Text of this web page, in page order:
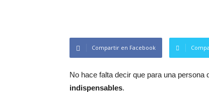
Compartir en Facebook
No hace falta decir que para una
indispensables.